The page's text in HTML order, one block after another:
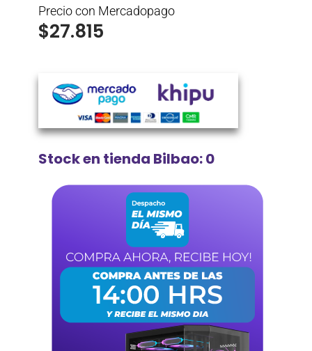
Precio con Mercadopago
$27.815
Stock en tienda Bilbao: 0